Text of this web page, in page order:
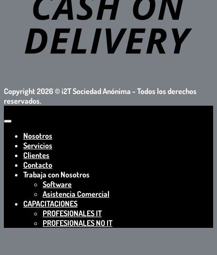
Copyright 2026 ©i2T Sociedad Anónima - Todos los derechos
reservados.
Nosotros
Servicios
Clientes
Contacto
Trabaja con Nosotros
Software
Asistencia Comercial
CAPACITACIONES
PROFESIONALES IT
PROFESIONALES NO IT